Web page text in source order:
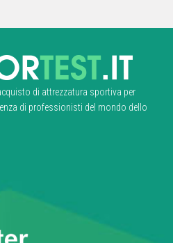
di attrezzatura sportiva per
di professionisti del mondo dello